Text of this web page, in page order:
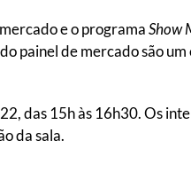
e o programaShow
painel de mercado são
das 15h às 16h30. Os
da sala.